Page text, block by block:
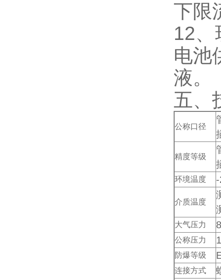
下限
12
电池
液。
五、
公称口径
精度等级
环境温度
介质温度
大气压力
公称压力
防爆等级
连接方式